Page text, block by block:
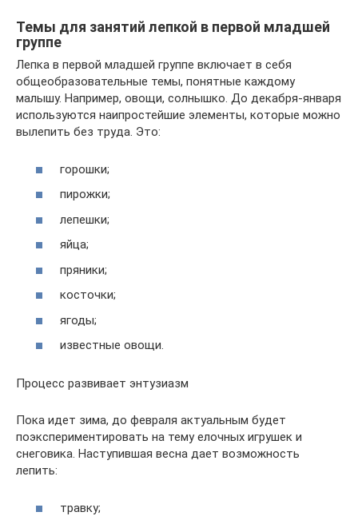
Темы для занятий лепкой в первой младшей
группе
Лепка в первой младшей группе включает в себя
общеобразовательные темы, понятные каждому
малышу. Например, овощи, солнышко. До декабря-января
используются наипростейшие элементы, которые можно
вылепить без труда. Это:
горошки;
пирожки;
лепешки;
яйца;
пряники;
косточки;
ягоды;
известные овощи.
Процесс развивает энтузиазм
Пока идет зима, до февраля актуальным будет
поэкспериментировать на тему елочных игрушек и
снеговика. Наступившая весна дает возможность
лепить:
травку;